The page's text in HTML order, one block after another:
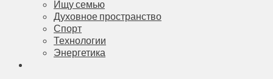
Ищу семью
Духовное пространство
Спорт
Технологии
Энергетика